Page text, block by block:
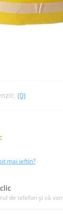
(0)
mai ieftin?
de telefon și vă